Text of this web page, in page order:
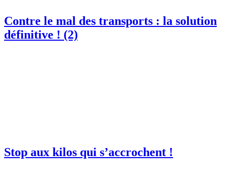
Contre le mal des transports : la solution
définitive ! (2)
Stop aux kilos qui s’accrochent !